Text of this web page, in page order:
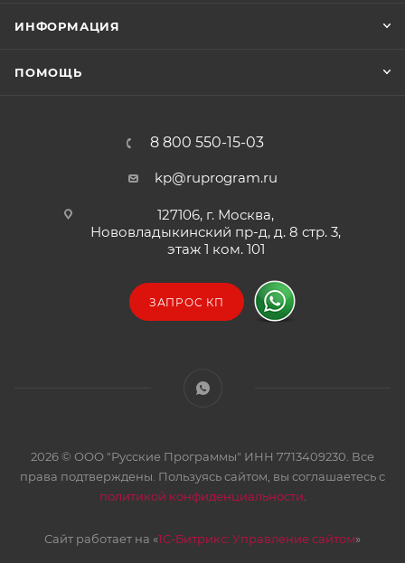
ИНФОРМАЦИЯ
ПОМОЩЬ
8 800 550-15-03
kp@ruprogram.ru
127106, г. Москва,
Нововладыкинский пр-д, д. 8 стр. 3,
этаж 1 ком. 101
ЗАПРОС КП
2026 © ООО "Русские Программы" ИНН 7713409230. Все
права подтверждены. Пользуясь сайтом, вы соглашаетесь с
политикой конфиденциальности
Сайт работает на «1С-Битрикс: Управление сайтом»